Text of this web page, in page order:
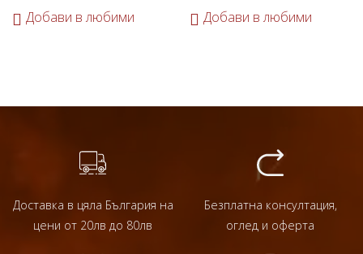
Добави в любими Добави в любими
Доставка в цяла България на
цени от 20лв до 80лв
Безплатна консултация,
оглед и оферта